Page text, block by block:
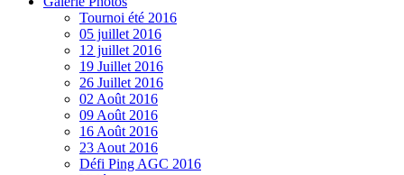
Tournoi été 2016
05 juillet 2016
12 juillet 2016
19 Juillet 2016
26 Juillet 2016
02 Août 2016
09 Août 2016
16 Août 2016
23 Aout 2016
Défi Ping AGC 2016